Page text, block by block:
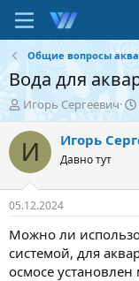
Общие вопросы
Вода для
А
в
т
о
т
е
м
ы
Игорь Сергеевич
И Игорь
Давно тут
05.12.2024
Можно ли
системой, для
осмосе